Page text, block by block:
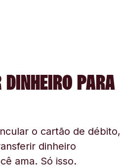
PARA
o cartão de débito,
dinheiro
ama. Só isso.